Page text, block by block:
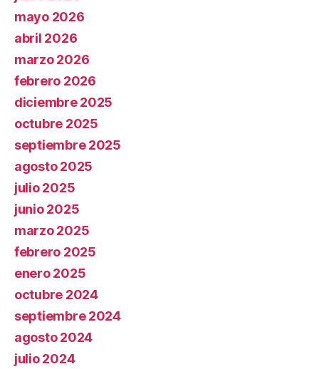
mayo 2026
abril 2026
marzo 2026
febrero 2026
diciembre 2025
octubre 2025
septiembre 2025
agosto 2025
julio 2025
junio 2025
marzo 2025
febrero 2025
enero 2025
octubre 2024
septiembre 2024
agosto 2024
julio 2024